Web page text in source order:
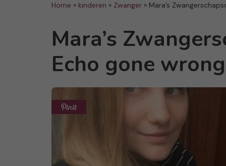
Home » kinderen » Zwanger » Mara’s
Mara’s
Echo gone wrong